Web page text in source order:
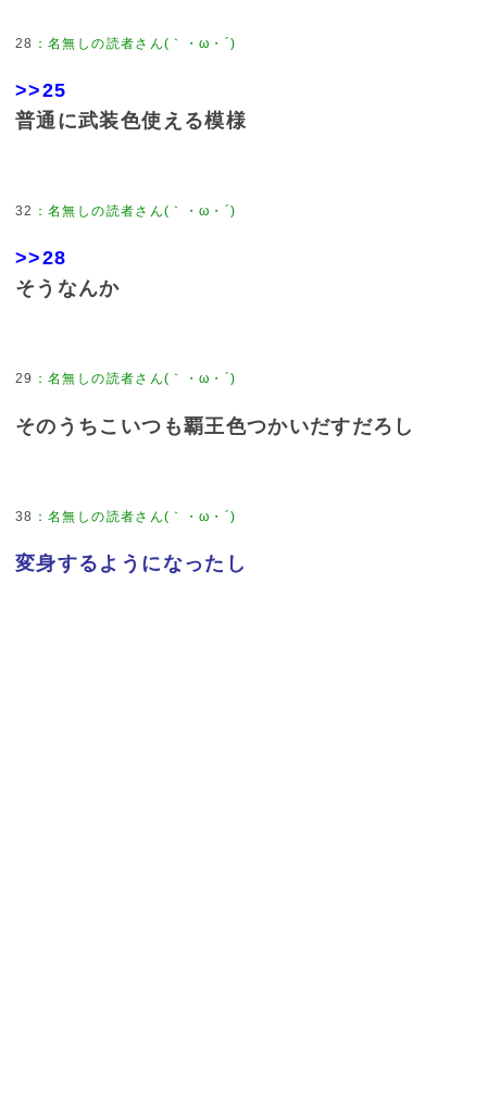
28 ：名無しの読者さん(｀・ω・´)
>>25
普通に武装色使える模様
32 ：名無しの読者さん(｀・ω・´)
>>28
そうなんか
29 ：名無しの読者さん(｀・ω・´)
そのうちこいつも覇王色つかいだすだろし
38 ：名無しの読者さん(｀・ω・´)
変身するようになったし